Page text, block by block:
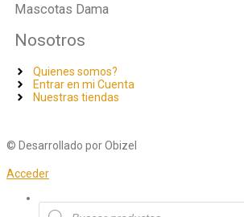
Mascotas Dama
Nosotros
Quienes somos?
Entrar en mi Cuenta
Nuestras tiendas
© Desarrollado por Obizel
Acceder